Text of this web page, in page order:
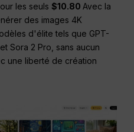
les seuls$10.80Avec la
des images 4K
d'élite tels que GPT-
Sora 2 Pro, sans aucun
une liberté de création